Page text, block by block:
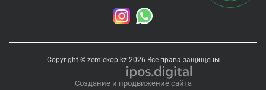
Copyright © zemlekop.kz 2026 Все права защищены
Создание и продвижение сайта